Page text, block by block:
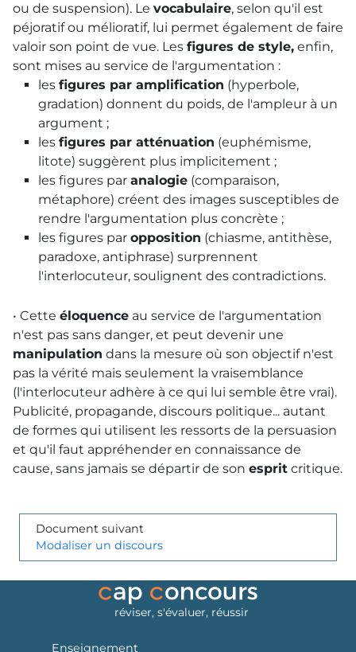
ou de suspension). Le vocabulaire, selon qu'il est
péjoratif ou mélioratif, lui permet également de faire
valoir son point de vue. Les figures de style, enfin,
sont mises au service de l'argumentation :
les figures par amplification (hyperbole,
gradation) donnent du poids, de l'ampleur à un
argument ;
les figures par atténuation (euphémisme,
litote) suggèrent plus implicitement ;
les figures par analogie (comparaison,
métaphore) créent des images susceptibles de
rendre l'argumentation plus concrète ;
les figures par opposition (chiasme, antithèse,
paradoxe, antiphrase) surprennent
l'interlocuteur, soulignent des contradictions.
• Cette éloquence au service de l'argumentation
n'est pas sans danger, et peut devenir une
manipulation dans la mesure où son objectif n'est
pas la vérité mais seulement la vraisemblance
(l'interlocuteur adhère à ce qui lui semble être vrai).
Publicité, propagande, discours politique... autant
de formes qui utilisent les ressorts de la persuasion
et qu'il faut appréhender en connaissance de
cause, sans jamais se départir de son esprit critique.
Document suivant
Modaliser un discours
réviser, s'évaluer, réussir
Enseignement